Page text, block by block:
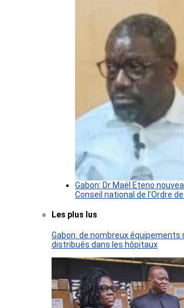
Gabon: Dr Maël Eteno
Conseil national de l’Ordre
Les plus lus
Gabon: de nombreux équipements
distribués dans les hôpitaux